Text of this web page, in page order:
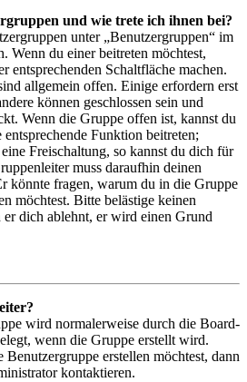
und wie trete ich ihnen bei?
unter „Benutzergruppen“ im
Wenn du einer beitreten möchtest,
entsprechenden Schaltfläche machen.
allgemein offen. Einige erfordern erst
können geschlossen sein und
Wenn die Gruppe offen ist, kannst du
Funktion beitreten;
Freischaltung, so kannst du dich für
muss daraufhin deinen
könnte fragen, warum du in die Gruppe
möchtest. Bitte belästige keinen
dich ablehnt, er wird einen Grund
wird normalerweise durch die Board-
wenn die Gruppe erstellt wird.
Benutzergruppe erstellen möchtest, dann
kontaktieren.